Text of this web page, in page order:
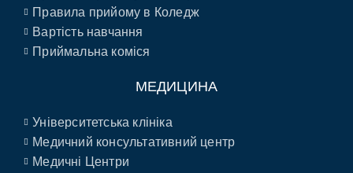
Правила прийому в Коледж
Вартість навчання
Приймальна коміся
МЕДИЦИНА
Університетська клініка
Медичний консультативний центр
Медичні Центри